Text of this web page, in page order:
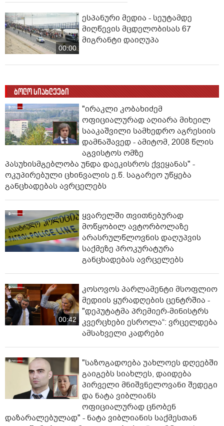
00:00
ესპანური მედია - სეუტამდე
მიღწევის მცდელობისას 67
მიგრანტი დაიღუპა
ბოლო სიახლეები
"ირაკლი კობახიძემ
ოფიციალურად აღიარა მიხეილ
სააკაშვილი სამხედრო აგრესიის
დამნაშავედ - ამიტომ, 2008 წლის
აგვისტოს ომზე
პასუხისმგებლობა უნდა დაეკისროს ქვეყანას" -
ოკუპირებული ცხინვალის ე.წ. საგარეო უწყება
განცხადებას ავრცელებს
ყვარელში თვითნებურად
მოწყობილ ავტორბოლაზე
არასრულწლოვნის დაღუპვის
საქმეზე პროკურატურა
განცხადებას ავრცელებს
00:42
კოსოვოს პარლამენტი მსოფლიო
მედიის ყურადღების ცენტრშია -
"დეპუტატმა პრემიერ-მინისტრს
კვერცხები ესროლა“: ვრცელდება
ამსახველი კადრები
"საზოგადოება უახლოეს დღეებში
გაიგებს სიახლეს, დაიდება
პირველი მნიშვნელოვანი შედეგი
და ნატა ვიბლიანს
ოფიციალურად ცნობენ
დაზარალებულად" - ნატა ვიბლიანის საქმესთან